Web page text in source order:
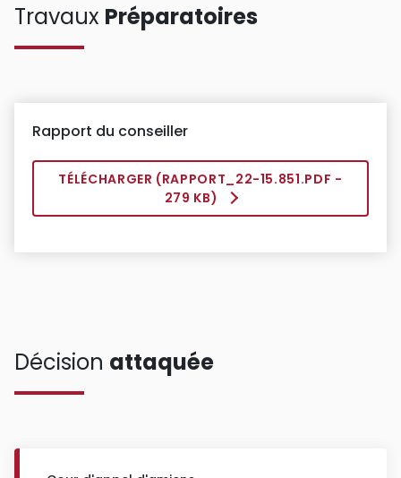
Travaux Préparatoires
Rapport du conseiller
TÉLÉCHARGER (RAPPORT_22-15.851.PDF -
279 KB)
Décision attaquée